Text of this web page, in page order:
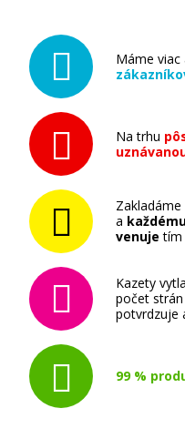
Máme viac
Na trhu
a
venuje tím
Kazety
počet
potvrdzuje
99 %